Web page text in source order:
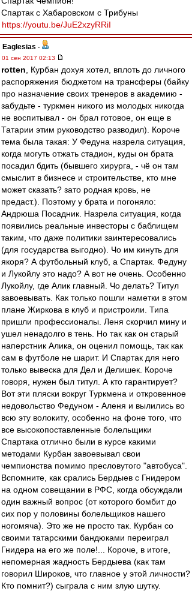
Спартак с Хабаровском с Трибуны
https://youtu.be/JuE2xzyRRiI
Eaglesias -
01 сен 2017 02:13
rotten , Курбан дохуя хотел, вплоть до личного
распоряжения бюджетом на трансферы (байку
про назначение своих тренеров в академию -
забудьте - туркмен никого из молодых никогда
не воспитывал - он брал готовое, он еще в
Татарии этим руководство разводил). Короче
тема была такая: У Федуна назрела ситуация,
когда могуть отжать стадион, куды он брата
посадил бдить (бывшего хирурга, - чё он там
смыслит в бизнесе и строительстве, кто мне
может сказать? зато родная кровь, не
предаст.). Поэтому у брата и погоняло:
Андрюша Посадник. Назрела ситуация, когда
появились реальные инвесторы с баблищем
таким, что даже политики заинтересовались
(для государства выгодно). Чо им кинуть для
якоря? А футбольный клуб, а Спартак. Федуну
и Лукойлу это надо? А вот не очень. Особенно
Лукойлу, где Алик главный. Чо делать? Титул
завоевывать. Как только пошли наметки в этом
плане Жиркова в клуб и пристроили. Типа
пришли профессионалы. Леня скорчил мину и
ушел ненадолго в тень. Но так как он старый
наперстник Алика, он оценил помощь, так как
сам в футболе не шарит. И Спартак для него
только вывеска для Дел и Делишек. Короче
говоря, нужен был титул. А кто гарантирует?
Вот эти пляски вокруг Туркмена и откровенное
недовольство Федуном - Аленя и вылились во
всю эту волокиту, особенно на фоне того, что
все высокопоставленные болельщики
Спартака отлично были в курсе какими
методами Курбан завоевывал свои
чемпионства помимо пресловутого "автобуса".
Вспомните, как срались Бердыев с Гнидером
на одном совещании в РФС, когда обсуждали
один важный вопрос (от которого бомбит до
сих пор у половины болельщиков нашего
ногомяча). Это же не просто так. Курбан со
своими татарскими бандюками переиграл
Гнидера на его же поле!... Короче, в итоге,
непомерная жадность Бердыева (как там
говорил Широков, что главное у этой личности?
Кто помнит?) сыграла с ним злую шутку.